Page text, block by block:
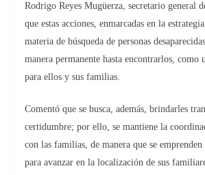
Rodrigo Reyes Mugüerza, secretario general
que estas acciones, enmarcadas en la
materia de búsqueda de personas
manera permanente hasta encontrarlos, como
para ellos y sus familias.
Comentó que se busca, además, brindarles
certidumbre; por ello, se mantiene la
con las familias, de manera que se emprenden
para avanzar en la localización de sus